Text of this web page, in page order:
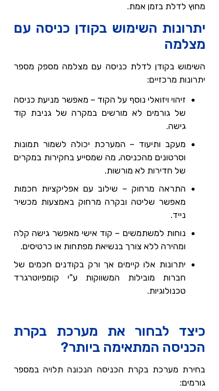
מחוץ לדלת בזמן אמת.
יתרונות השימוש בקודן כניסה עם
מצלמה
השימוש בקודן לדלת כניסה עם מצלמה מספק מספר
יתרונות מרכזיים:
זיהוי ויזואלי נוסף על הקוד – מאפשר מניעת כניסה
של גורמים לא מורשים במקרה של גניבת קוד
גישה.
מעקב ותיעוד – המערכת יכולה לשמור תמונות
וסרטונים מהכניסה, מה שמסייע בחקירות במקרים
של חדירות לא מורשות.
התראה מרחוק – שילוב עם אפליקציות חכמות
מאפשר שליטה ובקרה מרחוק באמצעות מכשיר
נייד.
נוחות למשתמשים – קוד אישי מאפשר גישה קלה
ומהירה ללא צורך בנשיאת מפתחות או כרטיסים.
יתרונות אלו קיימים אך ורק בקודנים חכמים של
חברות מובילות המשווקות ע"י קומפיוטרגרד
טכנולוגיות.
כיצד לבחור את מערכת בקרת
הכניסה המתאימה ביותר?
בחירת מערכת בקרת הכניסה הנכונה תלויה במספר
גורמים: